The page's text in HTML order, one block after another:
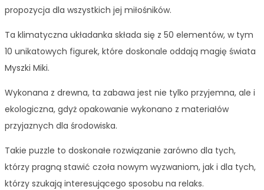
propozycja dla wszystkich jej miłośników.
Ta klimatyczna układanka składa się z 50 elementów, w tym
10 unikatowych figurek, które doskonale oddają magię świata
Myszki Miki.
Wykonana z drewna, ta zabawa jest nie tylko przyjemna, ale i
ekologiczna, gdyż opakowanie wykonano z materiałów
przyjaznych dla środowiska.
Takie puzzle to doskonałe rozwiązanie zarówno dla tych,
którzy pragną stawić czoła nowym wyzwaniom, jak i dla tych,
którzy szukają interesującego sposobu na relaks.